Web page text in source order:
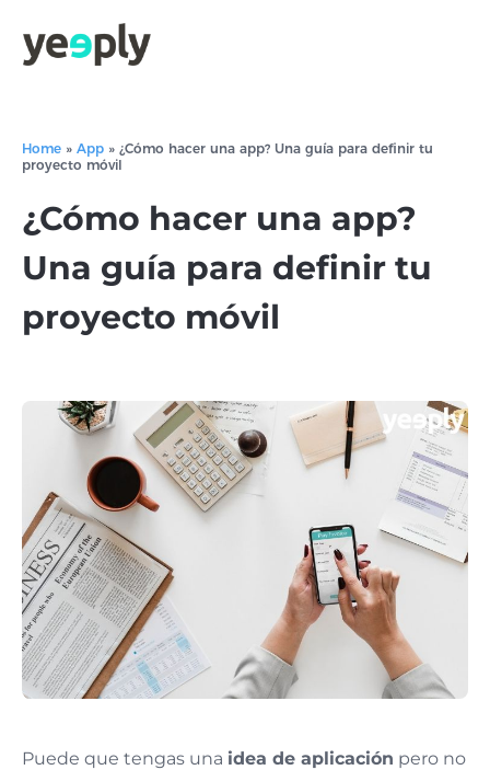
Home » App » ¿Cómo hacer una app? Una guía para definir tu
proyecto móvil
¿Cómo hacer una app?
Una guía para definir tu
proyecto móvil
Puede que tengas una idea de aplicación pero no